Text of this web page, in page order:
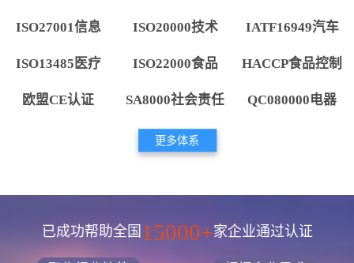
ISO27001信息 ISO20000技术 IATF16949汽车
ISO13485医疗 ISO22000食品 HACCP食品控制
欧盟CE认证 SA8000社会责任 QC080000电器
更多体系
已成功帮助全国 15000+家企业通过认证